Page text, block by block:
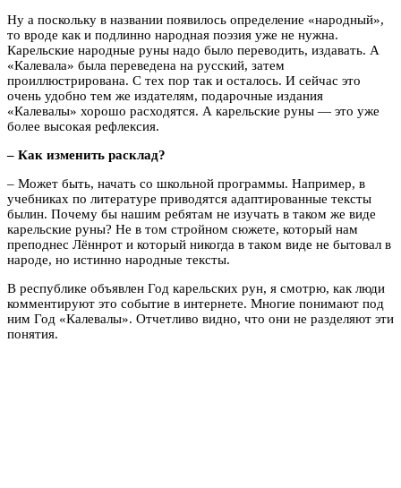
Ну а поскольку в названии появилось определение «народный»,
то вроде как и подлинно народная поэзия уже не нужна.
Карельские народные руны надо было переводить, издавать. А
«Калевала» была переведена на русский, затем
проиллюстрирована. С тех пор так и осталось. И сейчас это
очень удобно тем же издателям, подарочные издания
«Калевалы» хорошо расходятся. А карельские руны — это уже
более высокая рефлексия.
– Как изменить расклад?
– Может быть, начать со школьной программы. Например, в
учебниках по литературе приводятся адаптированные тексты
былин. Почему бы нашим ребятам не изучать в таком же виде
карельские руны? Не в том стройном сюжете, который нам
преподнес Лённрот и который никогда в таком виде не бытовал в
народе, но истинно народные тексты.
В республике объявлен Год карельских рун, я смотрю, как люди
комментируют это событие в интернете. Многие понимают под
ним Год «Калевалы». Отчетливо видно, что они не разделяют эти
понятия.